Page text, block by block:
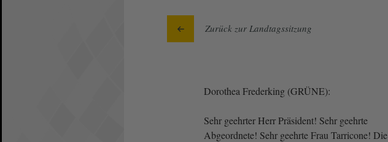
Zurück zur Landtagssitzung
Dorothea Frederking (GRÜNE):
Sehr geehrter Herr Präsident! Sehr geehrte
Abgeordnete! Sehr geehrte Frau Tarricone! Die